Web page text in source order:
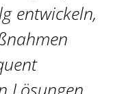
entwickeln,
Lösungen